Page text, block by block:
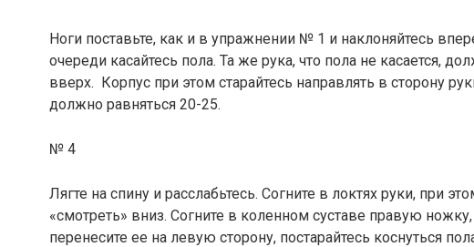
Ноги поставьте, как и в упражнении № 1 и наклоняйтесь
очереди касайтесь пола. Та же рука, что пола не касается,
вверх. Корпус при этом старайтесь направлять в сторону
должно равняться 20-25.
№ 4
Лягте на спину и расслабьтесь. Согните в локтях руки, при
«смотреть» вниз. Согните в коленном суставе правую
перенесите ее на левую сторону, постарайтесь коснуться